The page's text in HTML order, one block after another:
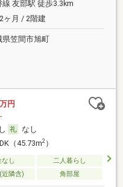
線 友部駅 徒歩3.3km
ヶ月 / 2階建
県笠間市旭町
万円
なし
（45.73m2）
し
二人暮らし
隣含) 角部屋